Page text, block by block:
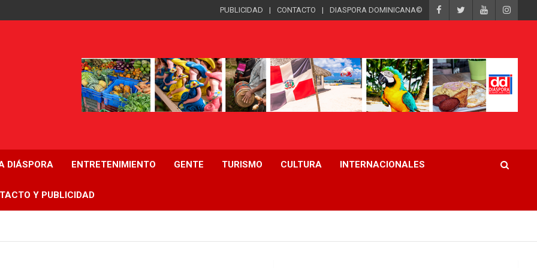
PUBLICIDAD CONTACTO DIASPORA DOMINICANA©
DIÁSPORA ENTRETENIMIENTO GENTE TURISMO CULTURA INTERNACIONALES
Y PUBLICIDAD